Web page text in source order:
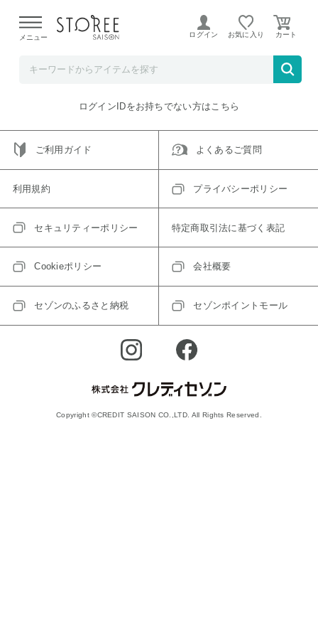
よる配送遅延が発生しております。
メニュー ログイン お気に入り
ご指定のアイテムは取り扱い終了、またはただいま取り扱い
トップへ戻る
ログインIDをお持ちでない方はこちら
ご利用ガイド よくあるご質問
利用規約 プライバシーポリシー
セキュリティーポリシー 特定商取引法に基づく表記
Cookieポリシー 会社概要
セゾンのふるさと納税 セゾンポイントモール
Copyright ©CREDIT SAISON CO.,LTD. All Rights Reserved.